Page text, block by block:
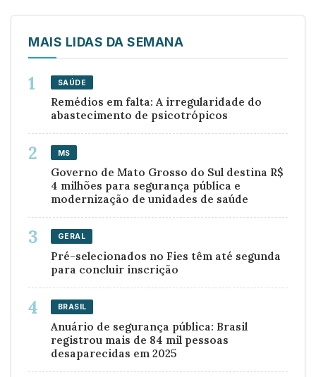
MAIS LIDAS DA SEMANA
SAÚDE
Remédios em falta: A irregularidade do
abastecimento de psicotrópicos
MS
Governo de Mato Grosso do Sul destina R$
4 milhões para segurança pública e
modernização de unidades de saúde
GERAL
Pré-selecionados no Fies têm até segunda
para concluir inscrição
BRASIL
Anuário de segurança pública: Brasil
registrou mais de 84 mil pessoas
desaparecidas em 2025